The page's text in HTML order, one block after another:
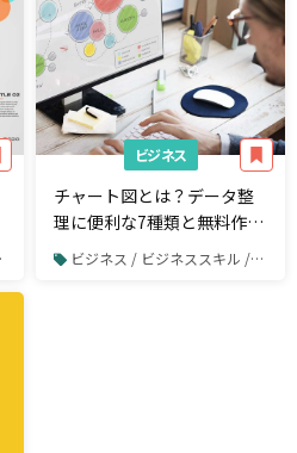
ビジネス
チャート図とは？データ整
理に便利な7種類と無料作成
ツール4選
ビジネス / ビジネススキル / Excel